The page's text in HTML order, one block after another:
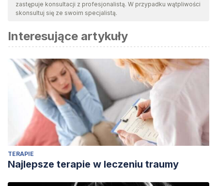
zastępuje konsultacji z profesjonalistą. W przypadku wątpliwości
skonsultuj się ze swoim specjalistą.
Interesujące artykuły
TERAPIE
Najlepsze terapie w leczeniu traumy